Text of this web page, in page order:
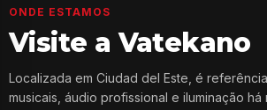
ONDE ESTAMOS
Visite a Vatekano
Localizada em Ciudad del Este, é
musicais, áudio profissional e iluminação há